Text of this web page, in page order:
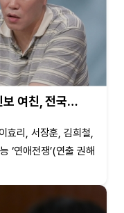
여친, 전국…
효리, 서장훈, 김희철,
‘연애전쟁’(연출 권해